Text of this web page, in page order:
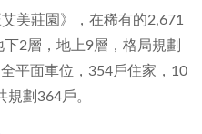
美莊園》，在稀有的2,671
2層，地上9層，格局規劃
平面車位，354戶住家，10
規劃364戶。